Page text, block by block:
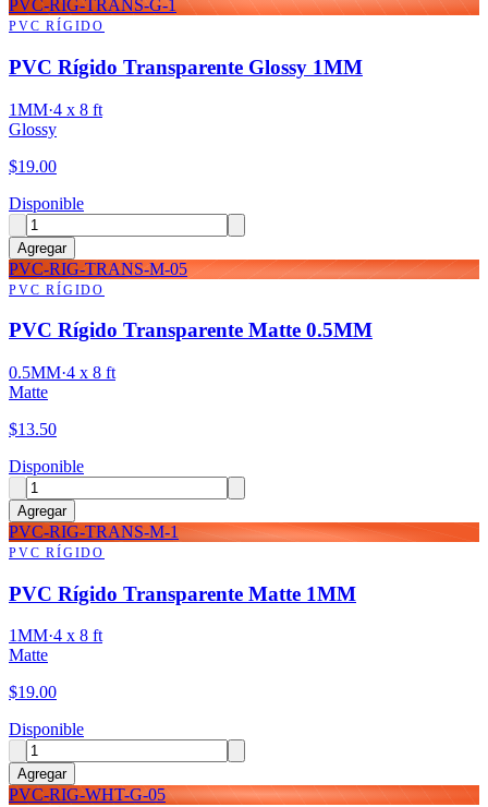
PVC-RIG-TRANS-G-1
PVC RÍGIDO
PVC Rígido Transparente Glossy 1MM
1MM·4 x 8 ft
Glossy
$19.00
Disponible
Agregar
PVC-RIG-TRANS-M-05
PVC RÍGIDO
PVC Rígido Transparente Matte 0.5MM
0.5MM·4 x 8 ft
Matte
$13.50
Disponible
Agregar
PVC-RIG-TRANS-M-1
PVC RÍGIDO
PVC Rígido Transparente Matte 1MM
1MM·4 x 8 ft
Matte
$19.00
Disponible
Agregar
PVC-RIG-WHT-G-05